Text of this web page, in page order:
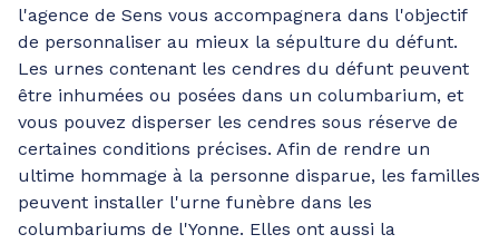
l'agence de Sens vous accompagnera dans l'objectif
de personnaliser au mieux la sépulture du défunt.
Les urnes contenant les cendres du défunt peuvent
être inhumées ou posées dans un columbarium, et
vous pouvez disperser les cendres sous réserve de
certaines conditions précises. Afin de rendre un
ultime hommage à la personne disparue, les familles
peuvent installer l'urne funèbre dans les
columbariums de l'Yonne. Elles ont aussi la